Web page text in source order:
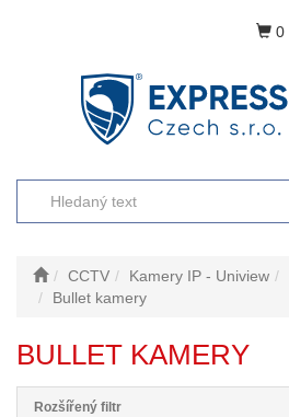
0
CCTV Kamery IP - Uniview
Bullet kamery
BULLET KAMERY
Rozšířený filtr